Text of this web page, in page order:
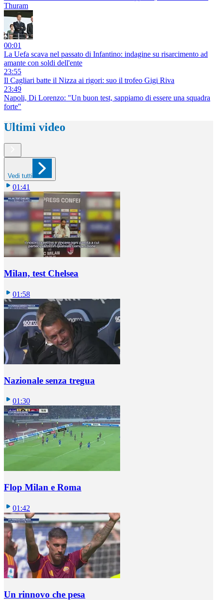
Thuram
00:01
La Uefa scava nel passato di Infantino: indagine su risarcimento ad
amante con soldi dell'ente
23:55
Il Cagliari batte il Nizza ai rigori: suo il trofeo Gigi Riva
23:49
Napoli, Di Lorenzo: "Un buon test, sappiamo di essere una squadra
forte"
Ultimi video
Vedi tutti
01:41
Milan, test Chelsea
01:58
Nazionale senza tregua
01:30
Flop Milan e Roma
01:42
Un rinnovo che pesa